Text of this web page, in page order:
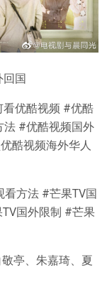
国
优酷视频 #优酷
法 #优酷视频国外
酷视频海外华人
方法 #芒果TV国
国外限制 #芒果
亭、朱嘉琦、夏